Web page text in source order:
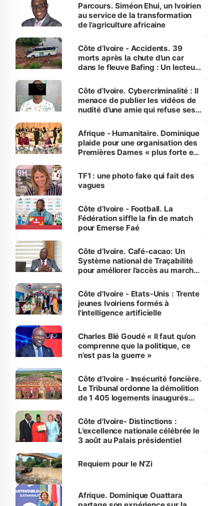
Parcours. Siméon Ehui, un Ivoirien
au service de la transformation
de l’agriculture africaine
Côte d’Ivoire - Accidents. 39
morts après la chute d’un car
dans le fleuve Bafing : Un lecteur
des Transports
Côte d'Ivoire. Cybercriminalité : Il
menace de publier les vidéos de
nudité d’une amie qui refuse ses
Afrique - Humanitaire. Dominique
plaide pour une organisation des
Premières Dames « plus forte et
sur la scène internationale »
TF1 : une photo fake qui fait des
vagues
Côte d’Ivoire - Football. La
Fédération siffle la fin de match
pour Emerse Faé
Côte d’Ivoire. Café-cacao: Un
Système national de Traçabilité
pour améliorer l’accès au marché
Côte d'Ivoire - Etats-Unis : Trente
jeunes Ivoiriens formés à
l'intelligence artificielle
Charles Blé Goudé « Il faut qu’on
comprenne que la politique, ce
n’est pas la guerre »
Côte d’Ivoire - Insécurité foncière.
Le Tribunal ordonne la démolition
de 1 405 logements inaugurés
Bassam
Côte d'Ivoire- Distinctions :
L’excellence nationale célébrée le
3 août au Palais présidentiel
Requiem pour le N’Zi
Afrique. Dominique Ouattara